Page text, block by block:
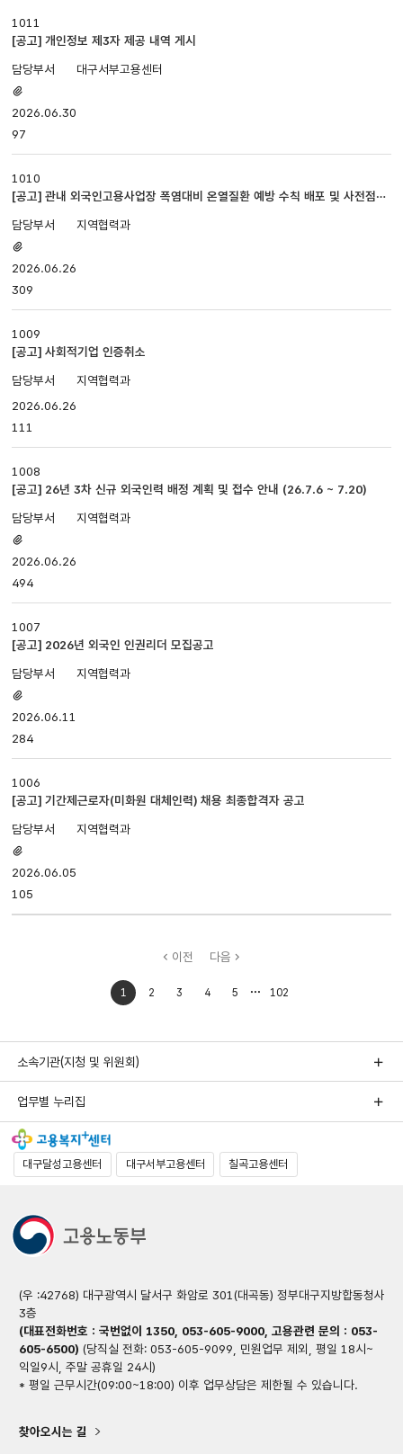
1011
[공고] 개인정보 제3자 제공 내역 게시
대구서부고용센터
있음
2026.06.30
97
1010
[공고] 관내 외국인고용사업장 폭염대비 온열질환 예방 수칙 배포 및 사전점검
지역협력과
있음
2026.06.26
309
1009
[공고] 사회적기업 인증취소
지역협력과
2026.06.26
111
1008
[공고] 26년 3차 신규 외국인력 배정 계획 및 접수 안내 (26.7.6 ~ 7.20)
지역협력과
있음
2026.06.26
494
1007
[공고] 2026년 외국인 인권리더 모집공고
지역협력과
있음
2026.06.11
284
1006
[공고] 기간제근로자(미화원 대체인력) 채용 최종합격자 공고
지역협력과
있음
2026.06.05
105
이전
처음으로
1 2 3 4 5
마지막으로
102
다음
소속기관(지청 및 위원회)
업무별 누리집
대구달성고용센터 대구서부고용센터 칠곡고용센터
(우 :42768) 대구광역시 달서구 화암로 301(대곡동) 정부대구지방합동청사
3층
(대표전화번호 : 국번없이 1350, 053-605-9000, 고용관련 문의 : 053-
605-6500) (당직실 전화: 053-605-9099, 민원업무 제외, 평일 18시~
익일9시, 주말 공휴일 24시)
* 평일 근무시간(09:00~18:00) 이후 업무상담은 제한될 수 있습니다.
찾아오시는 길